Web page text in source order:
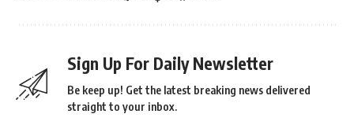
Sign Up For Daily Newsletter
Be keep up! Get the latest breaking news delivered
straight to your inbox.